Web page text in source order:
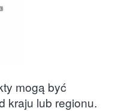
mogą być
kraju lub regionu.